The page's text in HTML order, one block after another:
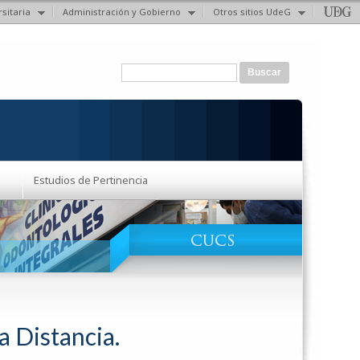
Administración y Gobierno Otros sitios UdeG
Formulario de búsqueda
Estudios de Pertinencia
Distancia.